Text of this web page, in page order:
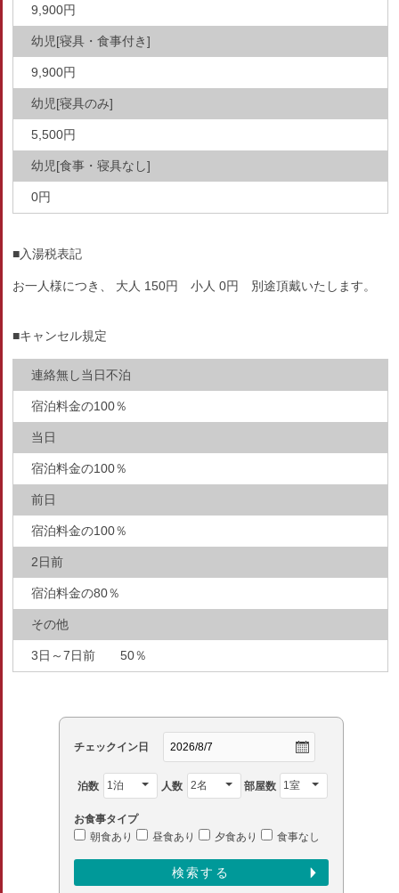
9,900円
幼児[寝具・食事付き]
9,900円
幼児[寝具のみ]
5,500円
幼児[食事・寝具なし]
0円
■入湯税表記
お一人様につき、 大人 150円 小人 0円 別途頂戴いたします。
■キャンセル規定
連絡無し当日不泊
宿泊料金の100％
当日
宿泊料金の100％
前日
宿泊料金の100％
2日前
宿泊料金の80％
その他
3日～7日前 50％
チェックイン日
泊数 人数 部屋数
お食事タイプ
朝食あり
昼食あり 夕食あり 食事なし